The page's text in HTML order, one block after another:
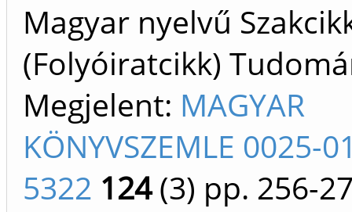
Magyar nyelvű
(Folyóiratcikk)
Megjelent: MAGYAR
KÖNYVSZEMLE 0025-
5322 124(3) pp. 256-